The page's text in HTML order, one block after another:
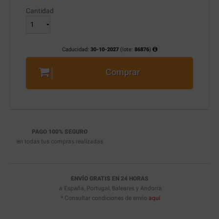
Cantidad
Caducidad: 30-10-2027(lote: 86876)
Comprar
PAGO 100% SEGURO
en todas tus compras realizadas
ENVÍO GRATIS EN 24 HORAS
a España, Portugal, Baleares y Andorra
* Consultar condiciones de envío aquí